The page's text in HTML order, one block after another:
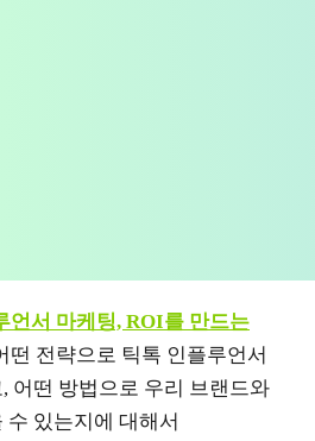
언서 마케팅, ROI를 만드는
떤 전략으로 틱톡 인플루언서
어떤 방법으로 우리 브랜드와
있는지에 대해서